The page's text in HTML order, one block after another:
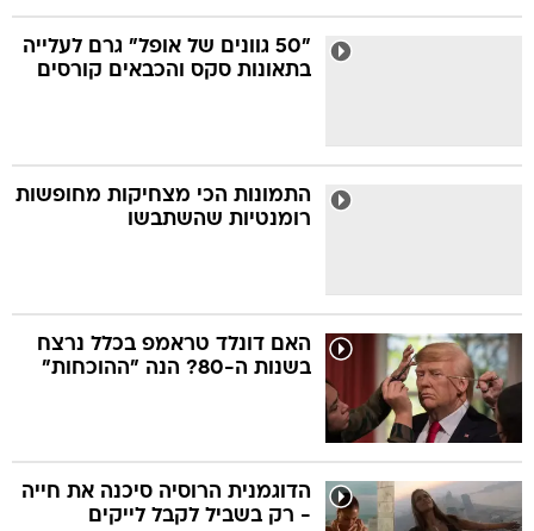
"50 גוונים של אופל" גרם לעלייה
בתאונות סקס והכבאים קורסים
התמונות הכי מצחיקות מחופשות
רומנטיות שהשתבשו
האם דונלד טראמפ בכלל נרצח
בשנות ה-80? הנה "ההוכחות"
הדוגמנית הרוסיה סיכנה את חייה
- רק בשביל לקבל לייקים